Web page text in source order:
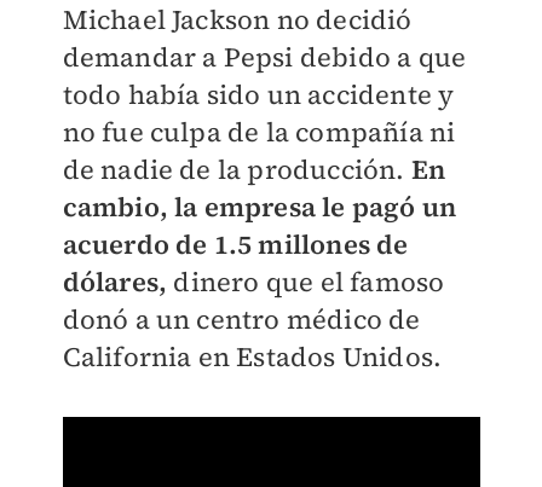
Michael Jackson no decidió
demandar a Pepsi debido a que
todo había sido un accidente y
no fue culpa de la compañía ni
de nadie de la producción. En
cambio, la empresa le pagó un
acuerdo de 1.5 millones de
dólares, dinero que el famoso
donó a un centro médico de
California en Estados Unidos.